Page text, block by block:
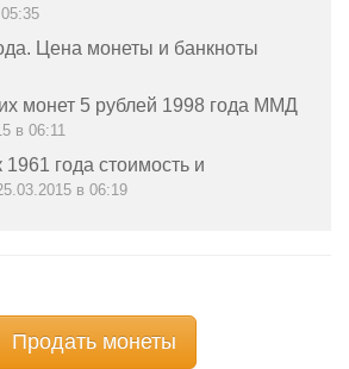
Цена монеты и банкноты
монет 5 рублей 1998 года ММД
в 06:11
года стоимость и
в 06:19
Продать монеты